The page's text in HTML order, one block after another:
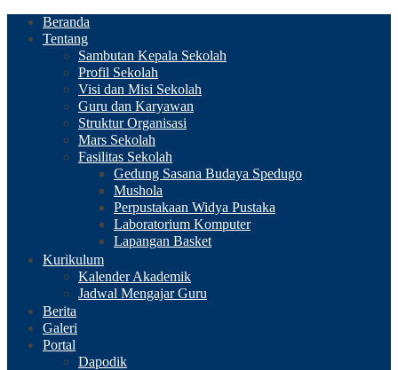
Beranda
Tentang
Sambutan Kepala Sekolah
Profil Sekolah
Visi dan Misi Sekolah
Guru dan Karyawan
Struktur Organisasi
Mars Sekolah
Fasilitas Sekolah
Gedung Sasana Budaya Spedugo
Mushola
Perpustakaan Widya Pustaka
Laboratorium Komputer
Lapangan Basket
Kurikulum
Kalender Akademik
Jadwal Mengajar Guru
Berita
Galeri
Portal
Dapodik